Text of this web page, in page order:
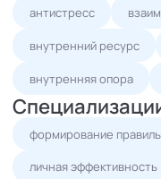
антистресс
внутренний ресурс
внутренняя опора
формирование
личная эффективность